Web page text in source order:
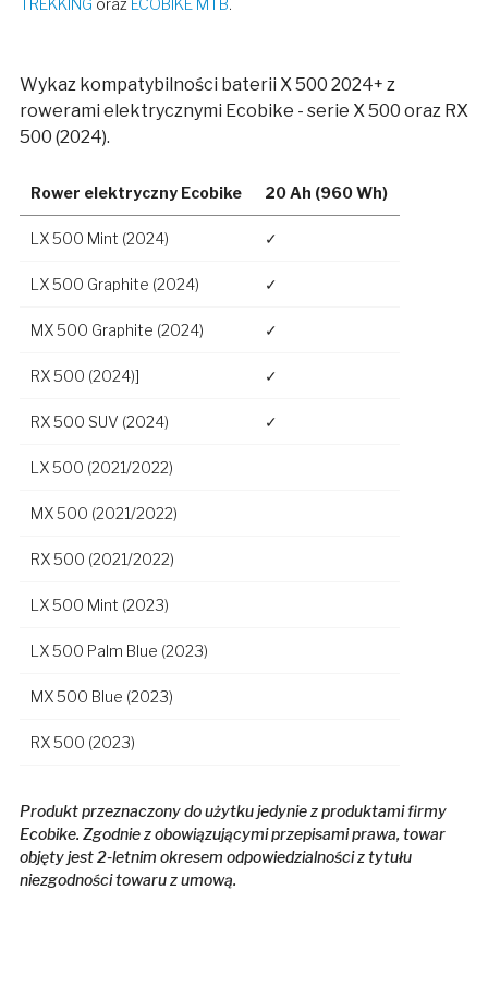
TREKKING oraz ECOBIKE MTB.
Wykaz kompatybilności baterii X 500 2024+ z
rowerami elektrycznymi Ecobike - serie X 500 oraz RX
500 (2024).
Rower elektryczny Ecobike 20 Ah (960 Wh)
LX 500 Mint (2024) ✓
LX 500 Graphite (2024) ✓
MX 500 Graphite (2024) ✓
RX 500 (2024)] ✓
RX 500 SUV (2024) ✓
LX 500 (2021/2022)
MX 500 (2021/2022)
RX 500 (2021/2022)
LX 500 Mint (2023)
LX 500 Palm Blue (2023)
MX 500 Blue (2023)
RX 500 (2023)
Produkt przeznaczony do użytku jedynie z produktami firmy
Ecobike. Zgodnie z obowiązującymi przepisami prawa, towar
objęty jest 2-letnim okresem odpowiedzialności z tytułu
niezgodności towaru z umową.